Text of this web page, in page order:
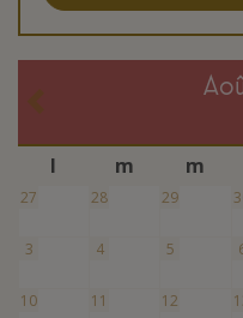
l m m
27 28 29
3 4 5
10 11 12